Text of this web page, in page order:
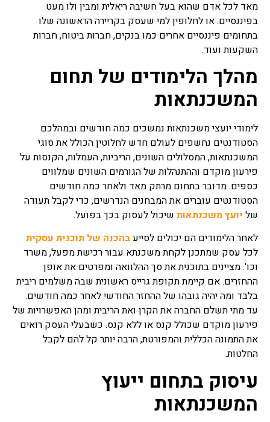
ביטוח משכנתא
כמו כל ביטוח והיעוד שלו אז
גם למשכנתא יש ביטוח
שנעשה לרוב דרך הבנקים אשר
עניין לבטח ולהבטיח שהחזר
נפטר ובעקבות כך יש חשש
להמשך החזר ההלוואה.
מחשבון משכנתא
אתם בהליך של קניית נכס
נדלן בין אם זה דירה לכם או
משרד לעסק שלכם, לידיעתכם
הסכום שאתם לווים הוא לא
תקופה מסוימת, משכנתא
מחשבון שכזה מאפשר לכם
לחשב בכל צורה את ההחזרים
הצפויים, כמה בסופו של דבר
יהיה הסכום הכולל בגמר הליך
תשלומי המשכנתא, כל נושא
למיניהן, כיום מחשבון
משכנתא שכזה יכול לחסוך
הרבה סרבול ואי הבנה בנושא
מחזור משכנתא
רובנו בעת הבעת עניין ברכישת
מאד לכל אדם שהוא בעל חשיבה ריאלית ומבין ולו מעט
בפיננסיים. או לחלופין למי שעסק בקריירה הראשונה שלו
בתחומים פיננסיים אחרים כמו בנקים, חברות ביטוח, חברות
השקעות ועוד.
מהלך הלימודים של תחום
המשכנתאות
לימודי יועצי משכנתאות נמשכים כמה חודשים ובמהלכם
הסטודנטים נחשפים לעולם חדש לחלוטין הכולל את סוגי
המשכנתאות, המסלולים השונים, הריביות, העמלות, הקנסות על
פירעון מוקדם וההתנהלות של הגורמים השונים שמלווים
כספים. מדובר בתחום מרתק מאד ולאחר כמה חודשים
הסטודנטים עוברים את המבחנים הנדרשים, כדי לקבל תעודה
של יועץ משכנתאות שיכול לעסוק בכך בפועל.
לאחר הלימודים הם יכולים לסייע בהכנה של תוכנית עסקית
לכל עסק שמתכנן לקחת משכנתא עבור רכישת מפעל, משרד
וכו'. מציינים בתוכנית את סך ההלוואה ומפרטים את אופן
ההחזרים. אם קיימת תקופת גרייס ראשונית שבה משלמים ריבית
בלבד ומה יהיה גובהו של ההחזר החודשי לאחר כמה חודשים.
עד מתי תשלם החברה את הקרן ואת הריבית ומהן האפשרויות של
פירעון מוקדם שכולל קנס או ללא קנס. כשבעלי העסק רואים
את התמונה הכללית והמפורטת, הרבה יותר קל להם לקבל
החלטות.
עיסוק בתחום ייעוץ
המשכנתאות